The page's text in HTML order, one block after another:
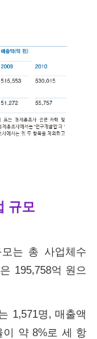
규모
는 총 사업체수
195,758억 원으
1,571명, 매출액
이 약8%로 세 항